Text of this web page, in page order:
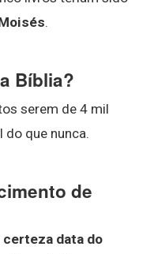
.
Bíblia?
serem de 4 mil
do que nunca.
de
data do